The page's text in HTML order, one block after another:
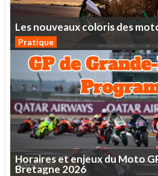
Lesnouveauxcolorisdes
Pratique
HorairesetenjeuxduMoto
Bretagne 2026